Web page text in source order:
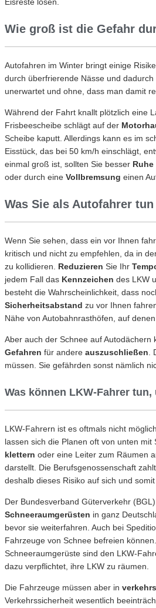
Eisreste lösen.
Wie groß ist die Gefahr
Autofahren im Winter bringt einige
durch überfrierende Nässe und
unerwartet und ohne, dass man damit
Während der Fahrt knallt plötzlich eine
Frisbeescheibe schlägt auf der
Scheibe kaputt. Allerdings kann es im
Eisstück, das bei 50 km/h einschlägt,
einmal groß ist, sollten Sie besser Ruhe
oder durch eine Vollbremsung einen
Was Sie als Autofahrer
Wenn Sie sehen, dass ein vor Ihnen
kritisch und nicht zu empfehlen, da in
zu kollidieren. Reduzieren Sie Ihr
jedem Fall das Kennzeichen des LKW
besteht die Wahrscheinlichkeit, dass
Sicherheitsabstand zu vor Ihnen
Nähe von Autobahnrasthöfen, auf
Aber auch der Schnee auf Autodächern
Gefahren für andere auszuschließen.
müssen. Sie gefährden sonst nämlich
Was können LKW-Fahrer
LKW-Fahrern ist es oftmals nicht
lassen sich die Planen oft von unten
klettern oder eine Leiter zum Räumen
darstellt. Die Berufsgenossenschaft
deshalb dieses Risiko auf sich und
Der Bundesverband Güterverkehr
Schneeraumgerüsten in ganz
bevor sie weiterfahren. Auch bei
Fahrzeuge von Schnee befreien
Schneeraumgerüste sind den LKW-
dazu verpflichtet, ihre LKW zu räumen.
Die Fahrzeuge müssen aber in
Verkehrs­sicherheit wesentlich